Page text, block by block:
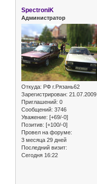
SpectroniK
Администратор
Откуда: РФ г.Рязань62
Зарегистрирован: 21.07.2009
Приглашений: 0
Сообщений: 3746
Уважение: [+69/-0]
Позитив: [+100/-0]
Провел на форуме:
3 месяца 29 дней
Последний визит:
Сегодня 16:22